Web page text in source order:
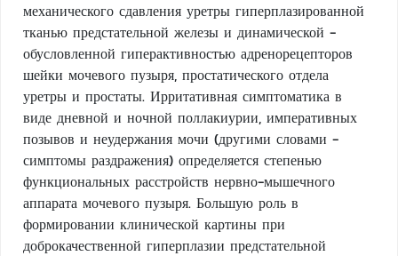
механического сдавления уретры гиперплазированной
тканью предстательной железы и динамической -
обусловленной гиперактивностью адренорецепторов
шейки мочевого пузыря, простатического отдела
уретры и простаты. Ирритативная симптоматика в
виде дневной и ночной поллакиурии, императивных
позывов и неудержания мочи (другими словами -
симптомы раздражения) определяется степенью
функциональных расстройств нервно-мышечного
аппарата мочевого пузыря. Большую роль в
формировании клинической картины при
доброкачественной гиперплазии предстательной